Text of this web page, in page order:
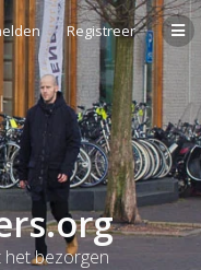
Registreer
het bezorgen